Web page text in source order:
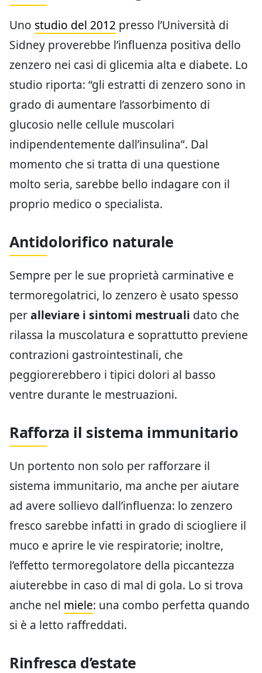
Uno studio del 2012 presso l’Università di
Sidney proverebbe l’influenza positiva dello
zenzero nei casi di glicemia alta e diabete. Lo
studio riporta: “gli estratti di zenzero sono in
grado di aumentare l’assorbimento di
glucosio nelle cellule muscolari
indipendentemente dall’insulina”. Dal
momento che si tratta di una questione
molto seria, sarebbe bello indagare con il
proprio medico o specialista.
Antidolorifico naturale
Sempre per le sue proprietà carminative e
termoregolatrici, lo zenzero è usato spesso
peralleviare i sintomi mestruali dato che
rilassa la muscolatura e soprattutto previene
contrazioni gastrointestinali, che
peggiorerebbero i tipici dolori al basso
ventre durante le mestruazioni.
Rafforza il sistema immunitario
Un portento non solo per rafforzare il
sistema immunitario, ma anche per aiutare
ad avere sollievo dall’influenza: lo zenzero
fresco sarebbe infatti in grado di sciogliere il
muco e aprire le vie respiratorie; inoltre,
l’effetto termoregolatore della piccantezza
aiuterebbe in caso di mal di gola. Lo si trova
anche nel miele: una combo perfetta quando
si è a letto raffreddati.
Rinfresca d’estate